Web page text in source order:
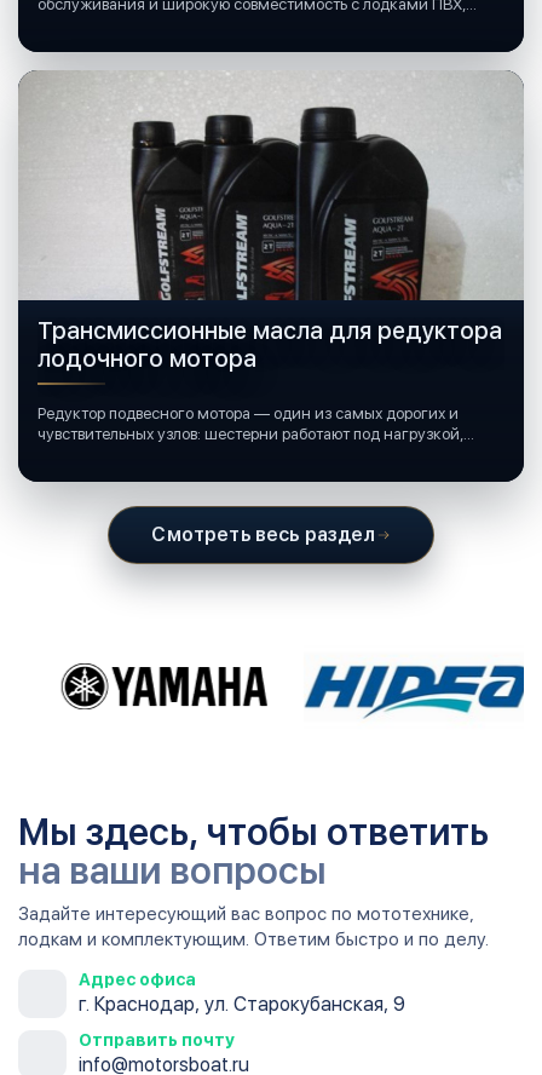
обслуживания и широкую совместимость с лодками ПВХ,
Трансмиссионные масла для редуктора
лодочного мотора
Редуктор подвесного мотора — один из самых дорогих и
чувствительных узлов: шестерни работают под нагрузкой,
Смотреть весь раздел
Мы здесь, чтобы ответить
на ваши вопросы
Задайте интересующий вас вопрос по мототехнике,
лодкам и комплектующим. Ответим быстро и по делу.
Адрес офиса
г. Краснодар, ул. Старокубанская, 9
Отправить почту
info@motorsboat.ru